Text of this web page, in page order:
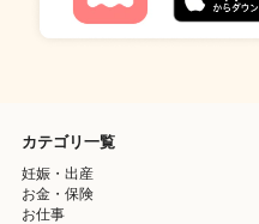
カテゴリ一覧
妊娠・出産
お金・保険
お仕事